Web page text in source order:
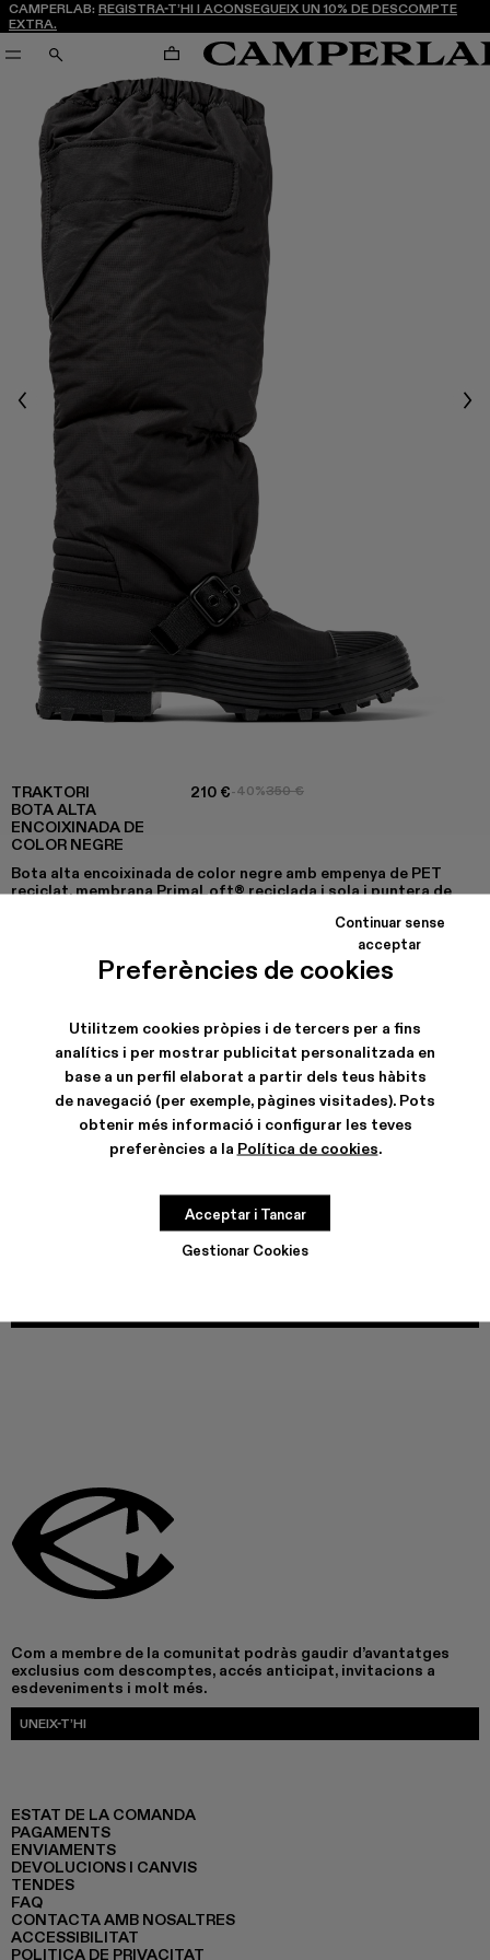
Preferències de cookies
Utilitzem cookies pròpies i de tercers per a fins
analítics i per mostrar publicitat personalitzada en
base a un perfil elaborat a partir dels teus hàbits
de navegació (per exemple, pàgines visitades). Pots
obtenir més informació i configurar les teves
preferències a la Política de cookies.
Gestionar Cookies
Continuar sense
acceptar
Acceptar i Tancar
CAMPERLAB: REGISTRA-T’HI I ACONSEGUEIX UN 10% DE DESCOMPTE
EXTRA.
CERCA CARRO
Previous
TRAKTORI
BOTA ALTA
ENCOIXINADA DE
COLOR NEGRE
210 €-40%350 €
Bota alta encoixinada de color negre amb empenya de PET
reciclat, membrana PrimaLoft® reciclada i sola i puntera de
CARACTERÍSTIQUES
CURA DEL PRODUCTE
Com a membre de la comunitat podràs gaudir d’avantatges
exclusius com descomptes, accés anticipat, invitacions a
esdeveniments i molt més.
UNEIX-T’HI
ESTAT DE LA COMANDA
PAGAMENTS
ENVIAMENTS
DEVOLUCIONS I CANVIS
TENDES
FAQ
CONTACTA AMB NOSALTRES
ACCESSIBILITAT
POLITICA DE PRIVACITAT